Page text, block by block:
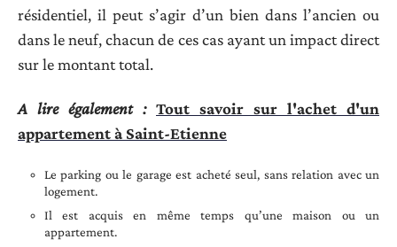
résidentiel, il peut s’agir d’un bien dans l’ancien ou
dans le neuf, chacun de ces cas ayant un impact direct
sur le montant total.
A lire également : Tout savoir sur l'achet d'un
appartement à Saint-Etienne
Le parking ou le garage est acheté seul, sans relation avec un
logement.
Il est acquis en même temps qu’une maison ou un
appartement.